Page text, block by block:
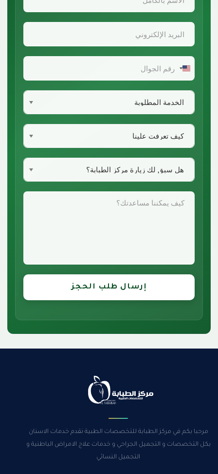
United
+1
إرسال طلب الحجز
مرحبا بكم في مركز الطبابة للتخصصات الطبية نقدم خدمات الاسنان
بكل التخصصات و التجميل الجراحي و خدمات علاج الامراض الباطنية و
التجميل النسائي